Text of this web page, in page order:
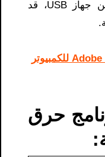
عند محاولة تثبيت Windows من جهاز USB، قد
تنزيل فلاش بلاير Adobe Flash Player للكمبيوتر
حرق